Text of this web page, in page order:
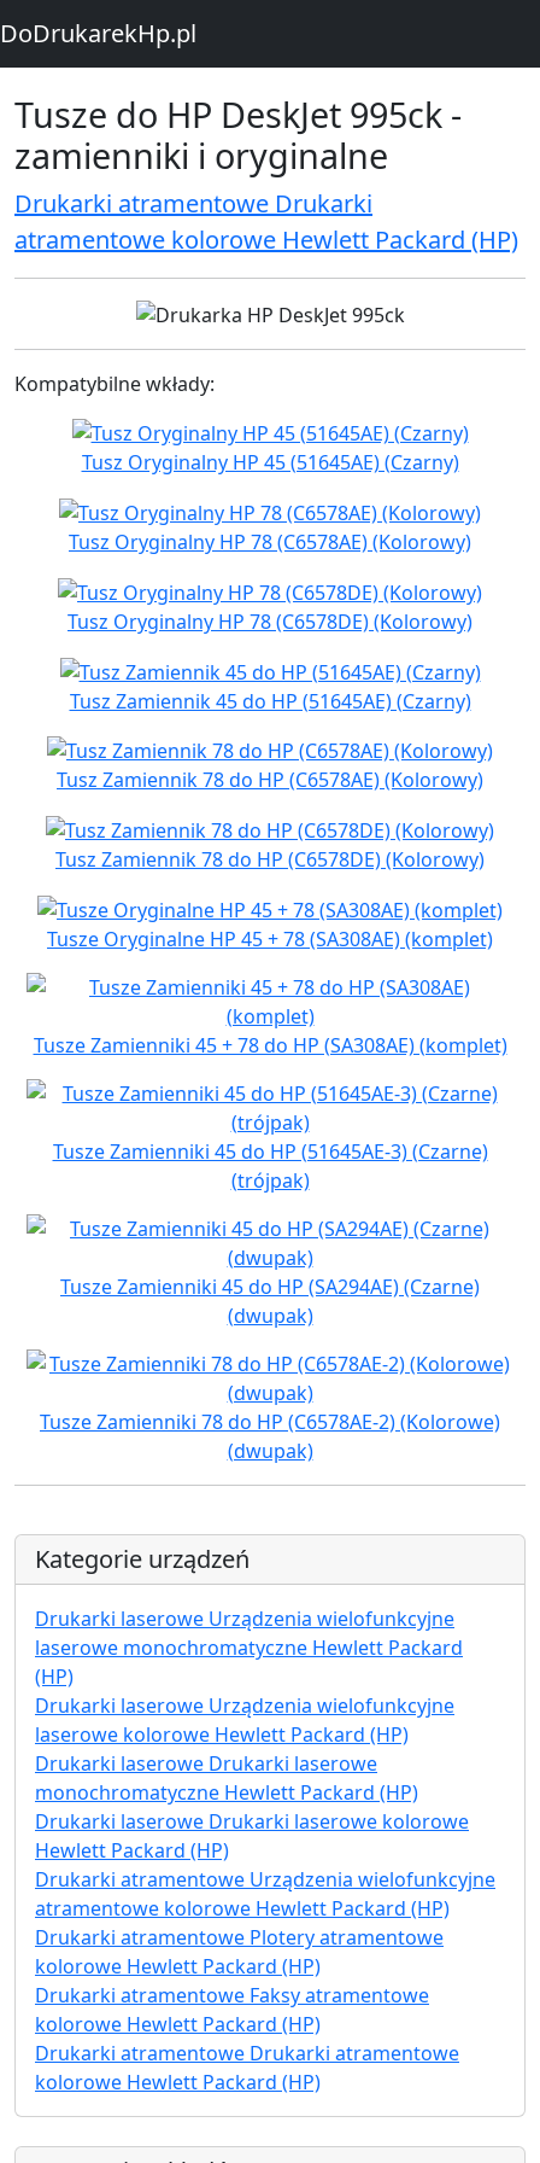
DoDrukarekHp.pl
Tusze do HP DeskJet 995ck -
zamienniki i oryginalne
Drukarki atramentowe Drukarki
atramentowe kolorowe Hewlett Packard (HP)
Kompatybilne wkłady:
Tusz Oryginalny HP 45 (51645AE) (Czarny)
Tusz Oryginalny HP 78 (C6578AE) (Kolorowy)
Tusz Oryginalny HP 78 (C6578DE) (Kolorowy)
Tusz Zamiennik 45 do HP (51645AE) (Czarny)
Tusz Zamiennik 78 do HP (C6578AE) (Kolorowy)
Tusz Zamiennik 78 do HP (C6578DE) (Kolorowy)
Tusze Oryginalne HP 45 + 78 (SA308AE) (komplet)
Tusze Zamienniki 45 + 78 do HP (SA308AE) (komplet)
Tusze Zamienniki 45 do HP (51645AE-3) (Czarne)
(trójpak)
Tusze Zamienniki 45 do HP (SA294AE) (Czarne)
(dwupak)
Tusze Zamienniki 78 do HP (C6578AE-2) (Kolorowe)
(dwupak)
Kategorie urządzeń
Drukarki laserowe Urządzenia wielofunkcyjne
laserowe monochromatyczne Hewlett Packard
(HP)
Drukarki laserowe Urządzenia wielofunkcyjne
laserowe kolorowe Hewlett Packard (HP)
Drukarki laserowe Drukarki laserowe
monochromatyczne Hewlett Packard (HP)
Drukarki laserowe Drukarki laserowe kolorowe
Hewlett Packard (HP)
Drukarki atramentowe Urządzenia wielofunkcyjne
atramentowe kolorowe Hewlett Packard (HP)
Drukarki atramentowe Plotery atramentowe
kolorowe Hewlett Packard (HP)
Drukarki atramentowe Faksy atramentowe
kolorowe Hewlett Packard (HP)
Drukarki atramentowe Drukarki atramentowe
kolorowe Hewlett Packard (HP)